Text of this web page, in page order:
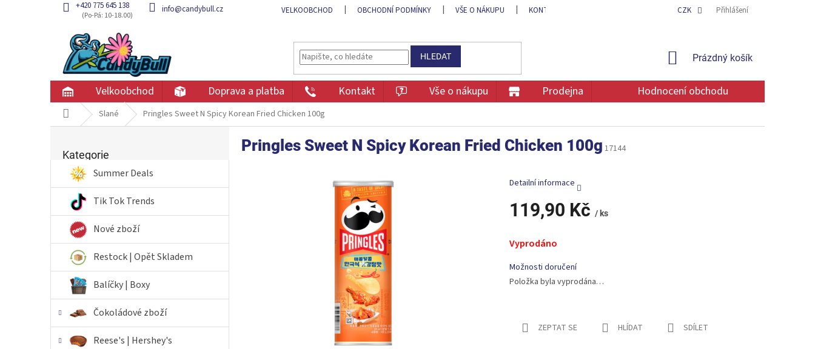
+420 775 645 138 info@candybull.cz VELKOOBCHOD OBCHODNÍ PODMÍNKY VŠE O NÁKUPU KONTAKT OCHRANA OSOBNÍCH ÚDAJŮCZK Přihlášení
HLEDAT
NÁKUPNÍ
Prázdný košík
Velkoobchod Doprava a platba Kontakt Vše o nákupu Prodejna Hodnocení obchodu
Domů Slané Pringles Sweet N Spicy Korean Fried Chicken 100g
r
n
í
kategorie
Kategorie
Summer Deals
Tik Tok Trends
Nové zboží
Restock | Opět Skladem
Balíčky | Boxy
Čokoládové zboží
Reese's | Hershey's
Pringles Sweet N Spicy Korean Fried Chicken 100g 17144
119,90 Kč / ks
cena:
Vyprodáno
Možnosti doručení
Položka byla vyprodána…
Detailní informace
ZEPTAT SE HLÍDAT SDÍLET